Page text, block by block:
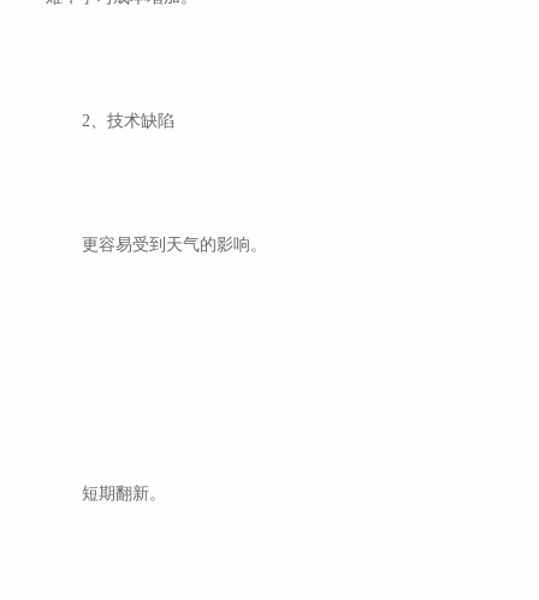
2、技术缺陷
更容易受到天气的影响。
短期翻新。